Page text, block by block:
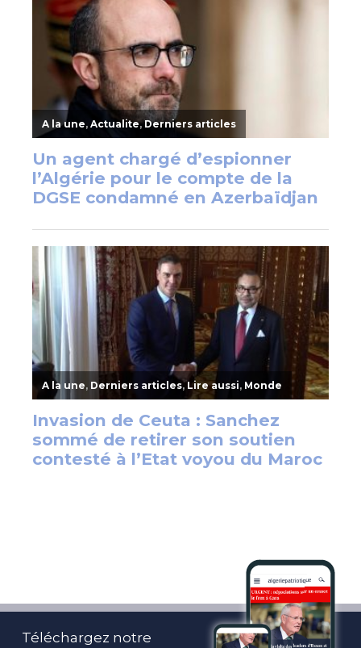
Téléchargez notre